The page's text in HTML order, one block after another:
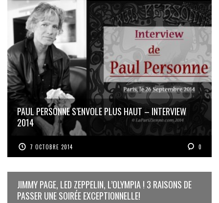
PAUL PERSONNE S’ENVOLE PLUS HAUT – INTERVIEW
2014
7 OCTOBRE 2014 0
JIMMY PAGE, LED ZEPPELIN, L’OLYMPIA ! 3 RAISONS DE
PASSER UNE SOIRÉE EXCEPTIONNELLE!